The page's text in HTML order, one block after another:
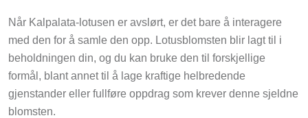
Når Kalpalata-lotusen er avslørt, er det bare å interagere
med den for å samle den opp. Lotusblomsten blir lagt til i
beholdningen din, og du kan bruke den til forskjellige
formål, blant annet til å lage kraftige helbredende
gjenstander eller fullføre oppdrag som krever denne sjeldne
blomsten.